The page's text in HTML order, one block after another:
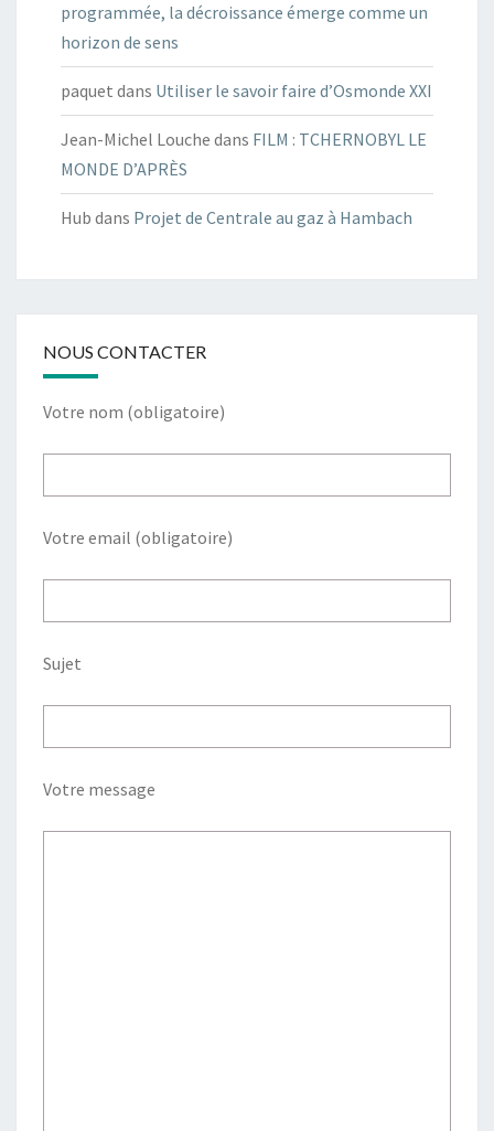
programmée, la décroissance émerge comme un
horizon de sens
paquet dans Utiliser le savoir faire d’Osmonde XXI
Jean-Michel Louche dans FILM : TCHERNOBYL LE
MONDE D’APRÈS
Hub dans Projet de Centrale au gaz à Hambach
NOUS CONTACTER
Votre nom (obligatoire)
Votre email (obligatoire)
Sujet
Votre message